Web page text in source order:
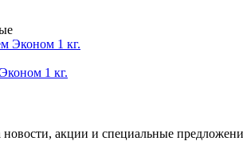
1 кг.
акции и специальные